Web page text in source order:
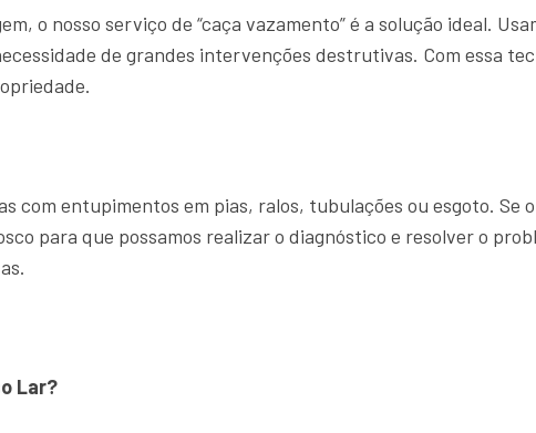
o nosso serviço de “caça vazamento” é a solução ideal.
de grandes intervenções destrutivas. Com essa
entupimentos em pias, ralos, tubulações ou esgoto. Se
para que possamos realizar o diagnóstico e resolver o
Lar?